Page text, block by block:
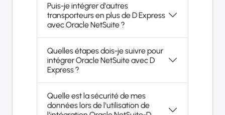
Puis-je intégrer d'autres
transporteurs en plus de D Express
avec Oracle NetSuite ?
Quelles étapes dois-je suivre pour
intégrer Oracle NetSuite avec D
Express ?
Quelle est la sécurité de mes
données lors de l'utilisation de